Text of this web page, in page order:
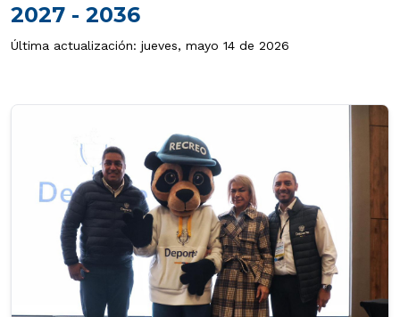
2027 - 2036
Última actualización: jueves, mayo 14 de 2026